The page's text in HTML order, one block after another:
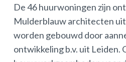
De 46 huurwoningen zijn
Mulderblauw architecten
worden gebouwd door
ontwikkeling b.v. uit Leiden.